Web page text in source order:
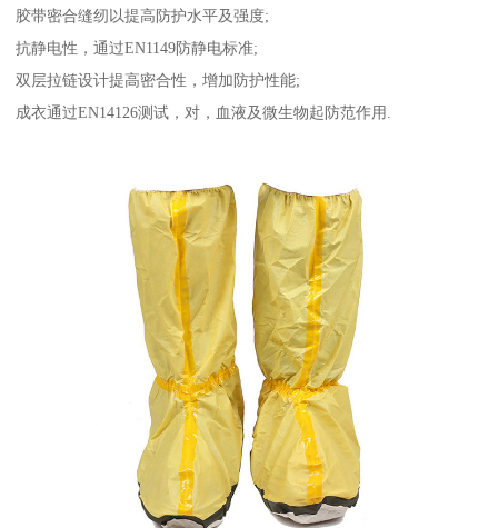
胶带密合缝纫以提高防护水平及强度;
抗静电性，通过EN1149防静电标准;
双层拉链设计提高密合性，增加防护性能;
成衣通过EN14126测试，对，血液及微生物起防范作用.